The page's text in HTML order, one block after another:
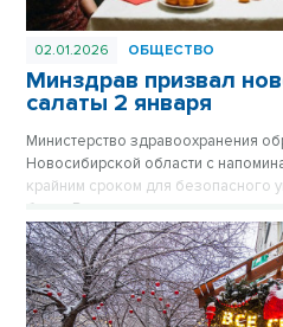
02.01.2026 ОБЩЕСТВО
Минздрав призвал
салаты 2 января
Министерство здравоохранения
Новосибирской области с
крайним сроком для безопасного
блюд. Врачи предупреждают, что
являются идеальной средой для
хранение в холодильнике не
продуктов спустя двое суток